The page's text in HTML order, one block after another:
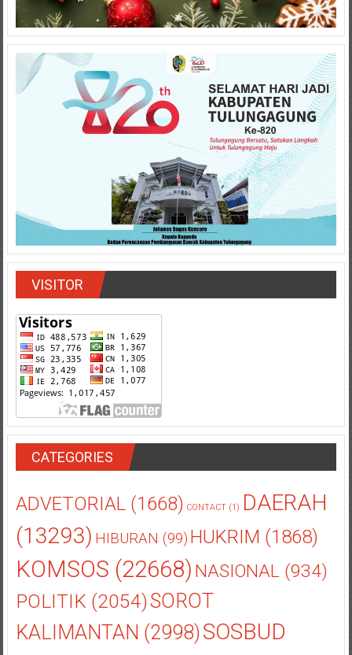
VISITOR
CATEGORIES
ADVETORIAL (1668)
(13293)
HIBURAN (99) (1868)
KOMSOS (22668)NASIONAL (934)
(2054) SOROT
(2998)